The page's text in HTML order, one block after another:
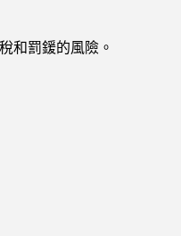
和罰鍰的風險。